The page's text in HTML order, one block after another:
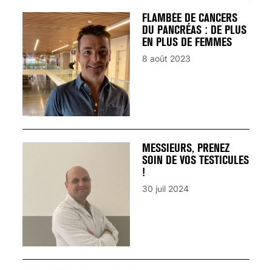
FLAMBÉE DE CANCERS
DU PANCRÉAS : DE PLUS
EN PLUS DE FEMMES
8 août 2023
MESSIEURS, PRENEZ
SOIN DE VOS TESTICULES
!
30 juil 2024